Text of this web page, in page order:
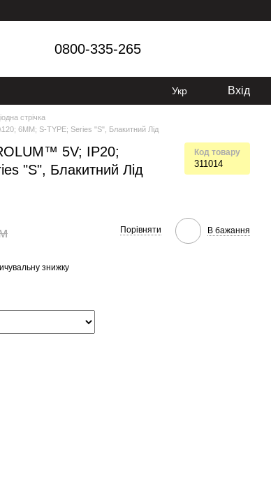
0800-335-265
Укр Вхід
стрічка
6ММ; S-TYPE; Series "S", Блакитний Лід
5V; IP20;
"S", Блакитний Лід
Код товару
311014
Порівняти В бажання
знижку